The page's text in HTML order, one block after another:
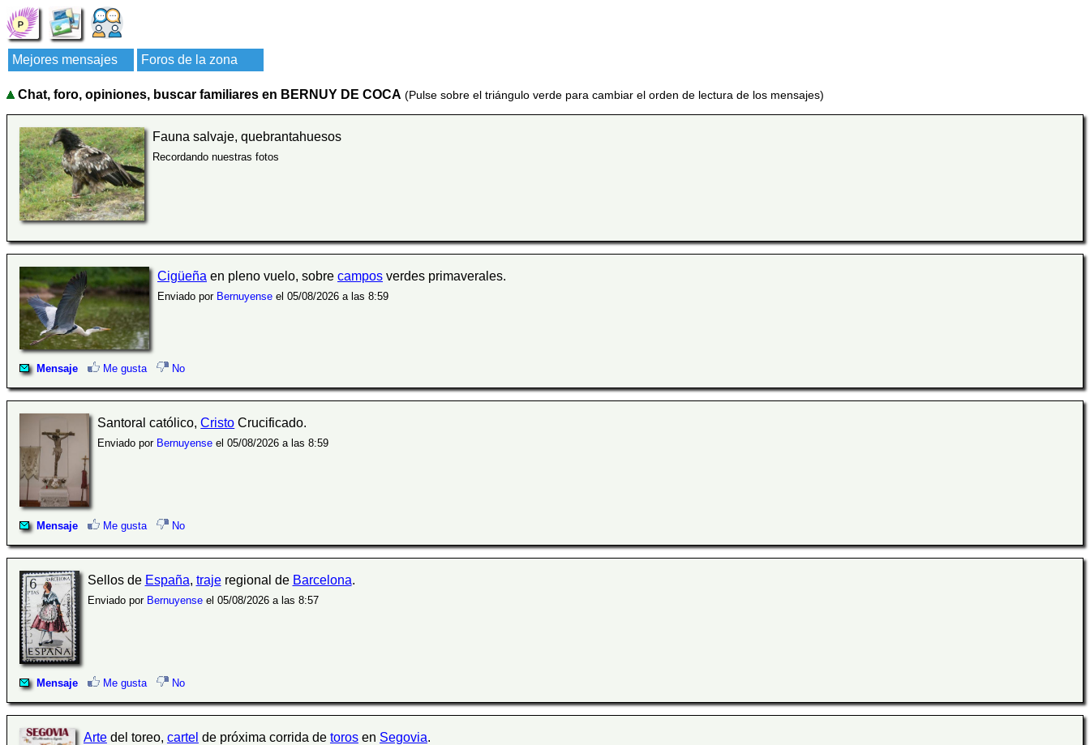
Mejores mensajes Foros de la zona
Chat, foro, opiniones, buscar familiares en BERNUY DE COCA (Pulse sobre el triángulo verde para cambiar el orden de lectura de los mensajes)
Fauna salvaje, quebrantahuesos
Recordando nuestras fotos
Cigüeña en pleno vuelo, sobre campos verdes primaverales.
Enviado por Bernuyense el 05/08/2026 a las 8:59
Mensaje Me gusta No
Santoral católico,Cristo Crucificado.
Enviado por Bernuyense el 05/08/2026 a las 8:59
Mensaje Me gusta No
Sellos de España, trajeregional de Barcelona.
Enviado por Bernuyenseel 05/08/2026 a las 8:57
Mensaje Me gusta No
Artedel toreo, cartel de próxima corrida de torosen Segovia.